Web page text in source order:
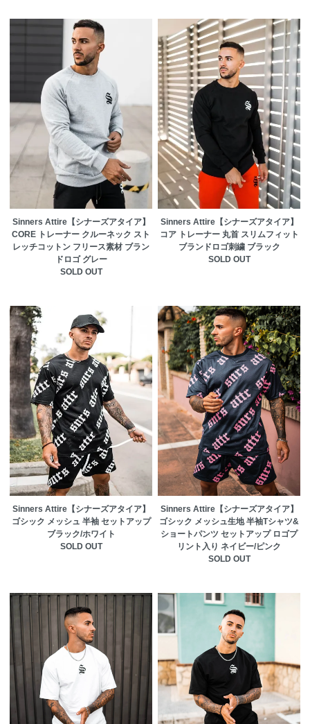
Sinners Attire【シナーズアタイア】
CORE トレーナー クルーネック スト
レッチコットン フリース素材 ブラン
ドロゴ グレー
SOLD OUT
Sinners Attire【シナーズアタイア】
コア トレーナー 丸首 スリムフィット
ブランドロゴ刺繍 ブラック
SOLD OUT
Sinners Attire【シナーズアタイア】
ゴシック メッシュ 半袖 セットアップ
ブラック/ホワイト
SOLD OUT
Sinners Attire【シナーズアタイア】
ゴシック メッシュ生地 半袖Tシャツ&
ショートパンツ セットアップ ロゴプ
リント入り ネイビー/ピンク
SOLD OUT